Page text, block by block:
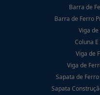
Barra de
Barra de Ferro
Viga
Coluna
Viga de
Viga de
Sapata de Ferro
Sapata